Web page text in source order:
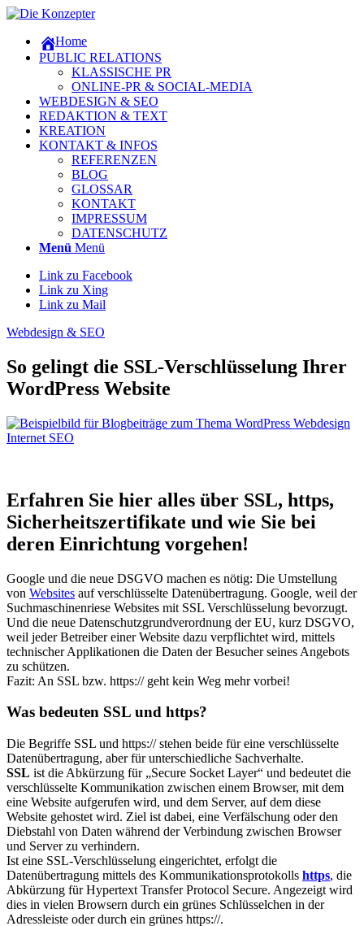
Home
PUBLIC RELATIONS
KLASSISCHE PR
ONLINE-PR & SOCIAL-MEDIA
WEBDESIGN & SEO
REDAKTION & TEXT
KREATION
KONTAKT & INFOS
REFERENZEN
BLOG
GLOSSAR
KONTAKT
IMPRESSUM
DATENSCHUTZ
Menü Menü
Link zu Facebook
Link zu Xing
Link zu Mail
Webdesign & SEO
So gelingt die SSL-Ver­schlüs­selung Ihrer
WordPress Website
Erfahren Sie hier alles über SSL, https,
Sicherheits­­zertifikate und wie Sie bei
deren Einrichtung vorgehen!
Google und die neue DSGVO machen es nötig: Die Umstellung
von Websites auf verschlüsselte Datenübertragung. Google, weil der
Suchmaschinenriese Websites mit SSL Verschlüsselung bevorzugt.
Und die neue Datenschutzgrundverordnung der EU, kurz DSGVO,
weil jeder Betreiber einer Website dazu verpflichtet wird, mittels
technischer Applikationen die Daten der Besucher seines Angebots
zu schützen.
Fazit: An SSL bzw. https:// geht kein Weg mehr vorbei!
Was bedeuten SSL und https?
Die Begriffe SSL und https:// stehen beide für eine verschlüsselte
Datenübertragung, aber für unterschiedliche Sachverhalte.
SSL ist die Abkürzung für „Secure Socket Layer“ und bedeutet die
verschlüsselte Kommunikation zwischen einem Browser, mit dem
eine Website aufgerufen wird, und dem Server, auf dem diese
Website gehostet wird. Ziel ist dabei, eine Verfälschung oder den
Diebstahl von Daten während der Verbindung zwischen Browser
und Server zu verhindern.
Ist eine SSL-Verschlüsselung eingerichtet, erfolgt die
Datenübertragung mittels des Kommunikationsprotokolls https, die
Abkürzung für Hypertext Transfer Protocol Secure. Angezeigt wird
dies in vielen Browsern durch ein grünes Schlüsselchen in der
Adressleiste oder durch ein grünes https://.